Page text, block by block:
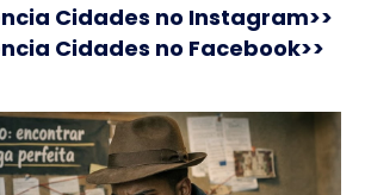
Cidades no Instagram>>
Cidades no Facebook>>